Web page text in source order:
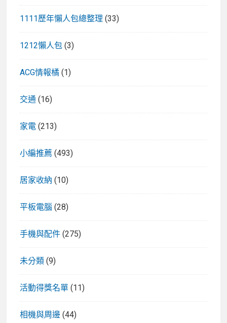
1111歷年懶人包總整理 (33)
1212懶人包 (3)
ACG情報橘 (1)
交通 (16)
家電 (213)
小編推薦 (493)
居家收納 (10)
平板電腦 (28)
手機與配件 (275)
未分類 (9)
活動得獎名單 (11)
相機與周邊 (44)